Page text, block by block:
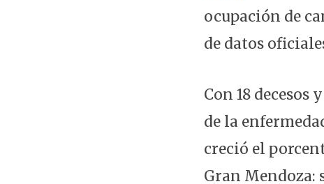
ocupación de
de datos
Con 18 decesos
de la
creció el
Gran Mendoza: